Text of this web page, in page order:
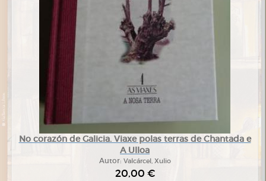
No corazón de Galicia. Viaxe polas terras de Chantada e
A Ulloa
Autor: Valcárcel, Xulio
20,00 €